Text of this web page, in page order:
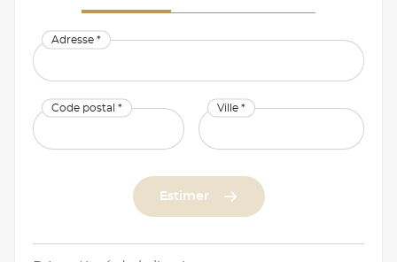
Adresse *
Code postal * Ville *
Estimer